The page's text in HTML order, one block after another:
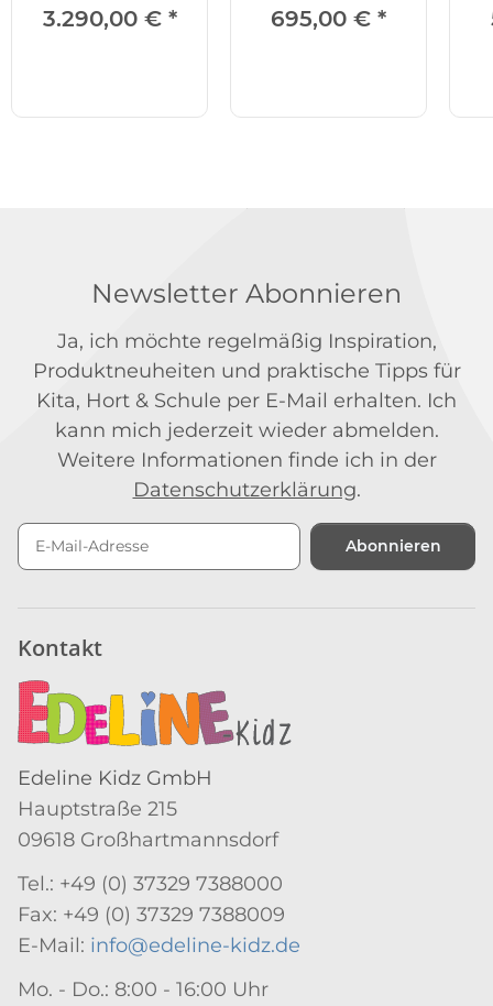
3.290,00 € * 695,00 € *
Newsletter Abonnieren
Ja, ich möchte regelmäßig Inspiration,
Produktneuheiten und praktische Tipps für
Kita, Hort & Schule per E-Mail erhalten. Ich
kann mich jederzeit wieder abmelden.
Weitere Informationen finde ich in der
Datenschutzerklärung.
Abonnieren
Kontakt
Edeline Kidz GmbH
Hauptstraße 215
09618 Großhartmannsdorf
Tel.: +49 (0) 37329 7388000
Fax: +49 (0) 37329 7388009
E-Mail: info@edeline-kidz.de
Mo. - Do.: 8:00 - 16:00 Uhr